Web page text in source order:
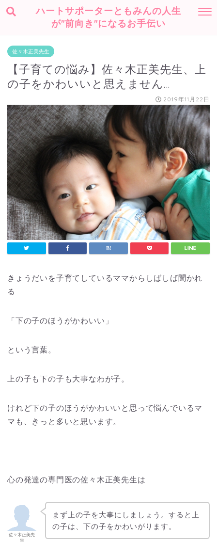
ハートサポーターともみんの人生
が"前向き"になるお手伝い
佐々木正美先生
【子育ての悩み】佐々木正美先生、上
の子をかわいいと思えません…
2019年11月22日
きょうだいを子育てしているママからしばしば聞かれ
る
「下の子のほうがかわいい」
という言葉。
上の子も下の子も大事なわが子。
けれど下の子のほうがかわいいと思って悩んでいるマ
マも、きっと多いと思います。
心の発達の専門医の佐々木正美先生は
佐々木正美先
生
まず上の子を大事にしましょう。すると上
の子は、下の子をかわいがります。